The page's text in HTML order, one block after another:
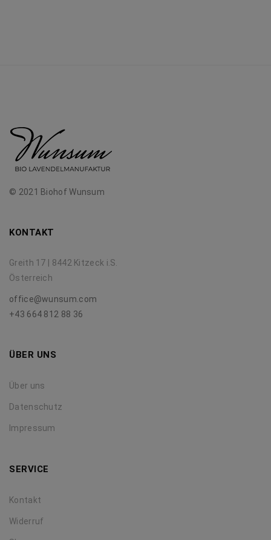
© 2021 Biohof Wunsum
KONTAKT
Greith 17 | 8442 Kitzeck i.S.
Österreich
office@wunsum.com
+43 664 812 88 36
ÜBER UNS
Über uns
Datenschutz
Impressum
SERVICE
Kontakt
Widerruf